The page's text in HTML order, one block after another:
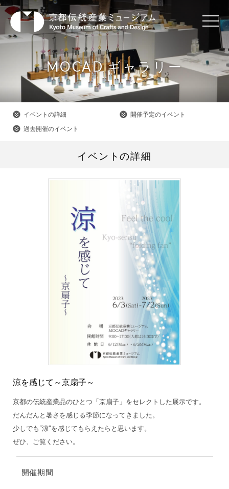
MOCAD ギャラリー
イベントの詳細
開催予定のイベント
過去開催のイベント
イベントの詳細
涼を感じて～京扇子～
京都の伝統産業品のひとつ「京扇子」をセレクトした展示です。
だんだんと暑さを感じる季節になってきました。
少しでも“涼”を感じてもらえたらと思います。
ぜひ、ご覧ください。
開催期間